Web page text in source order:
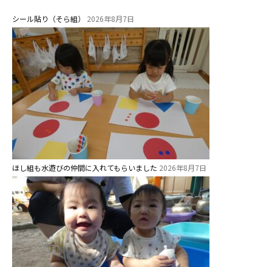
シール貼り（そら組） 2026年8月7日
ほし組も水遊びの仲間に入れてもらいました 2026年8月7日
美⽊多チコス
美⽊多チコスについて
美⽊多チコスブログ
未就園児クラス
0歳親子登園［マカロンクラス ]
1歳・2歳親子登園［マリポサクラ
ス ]
2歳児ひとり登園［ゆず組 ]
グループ施設・
関係先リンク